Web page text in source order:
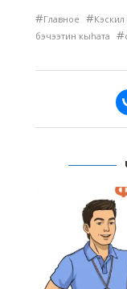
#Главное #Кэскил
бэчээтин кыһата #